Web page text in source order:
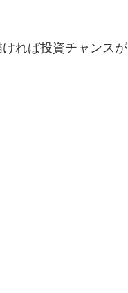
れば投資チャンスが